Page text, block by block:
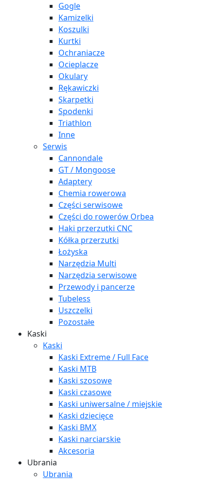
Gogle
Kamizelki
Koszulki
Kurtki
Ochraniacze
Ocieplacze
Okulary
Rękawiczki
Skarpetki
Spodenki
Triathlon
Inne
Serwis
Cannondale
GT / Mongoose
Adaptery
Chemia rowerowa
Części serwisowe
Części do rowerów Orbea
Haki przerzutki CNC
Kółka przerzutki
Łożyska
Narzędzia Multi
Narzędzia serwisowe
Przewody i pancerze
Tubeless
Uszczelki
Pozostałe
Kaski
Kaski
Kaski Extreme / Full Face
Kaski MTB
Kaski szosowe
Kaski czasowe
Kaski uniwersalne / miejskie
Kaski dziecięce
Kaski BMX
Kaski narciarskie
Akcesoria
Ubrania
Ubrania